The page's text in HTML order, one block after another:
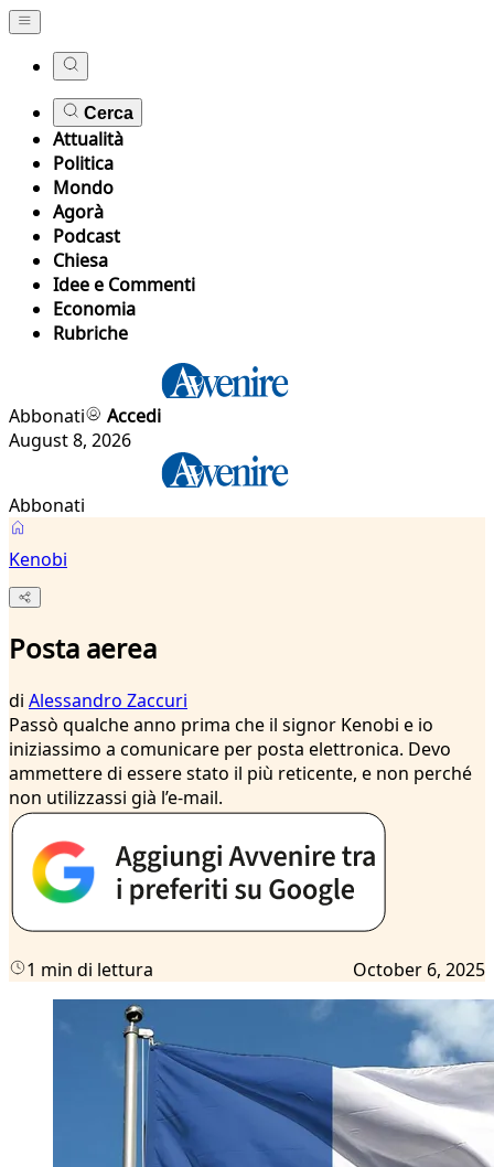
Cerca
Attualità
Politica
Mondo
Agorà
Podcast
Chiesa
Idee e Commenti
Economia
Rubriche
Abbonati
Accedi
August 8, 2026
Abbonati
Kenobi
Posta aerea
di Alessandro Zaccuri
Passò qualche anno prima che il signor Kenobi e io
iniziassimo a comunicare per posta elettronica. Devo
ammettere di essere stato il più reticente, e non perché
non utilizzassi già l’e-mail.
1 min di lettura October 6, 2025